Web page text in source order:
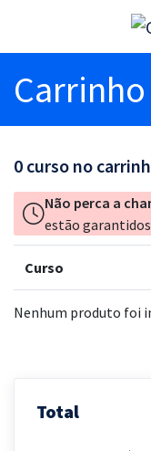
Carrinho
0 curso no
Não perca a
estão
Curso
Nenhum produto foi
Total